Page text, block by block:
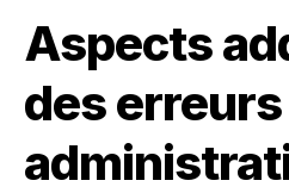
Aspects
des erreurs